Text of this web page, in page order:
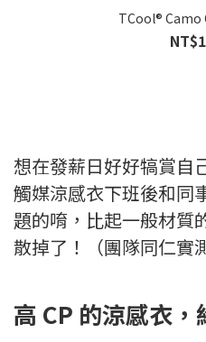
TCool®
想在發薪日好好犒賞自
觸媒涼感衣下班後和同
題的唷，比起一般材質
散掉了！（團隊同仁實
高 CP 的涼感衣，